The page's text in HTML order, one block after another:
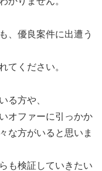
、優良案件に出遭う
てください。
る方や、
オファーに引っかか
な方がいると思いま
も検証していきたい